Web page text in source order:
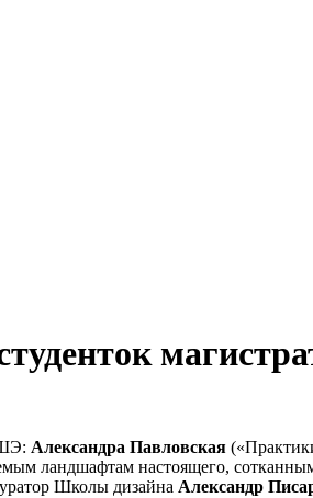
Александра Павловская
ландшафтам настоящего,
Школы дизайна Александр